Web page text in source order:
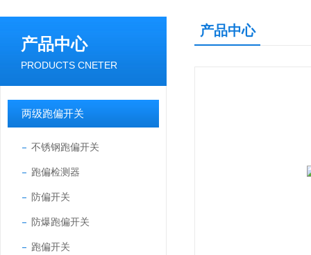
产品中心
PRODUCTS CNETER
两级跑偏开关
不锈钢跑偏开关
跑偏检测器
防偏开关
防爆跑偏开关
跑偏开关
产品中心